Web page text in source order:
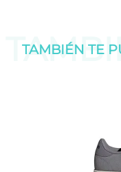
TAMBIÉN TE